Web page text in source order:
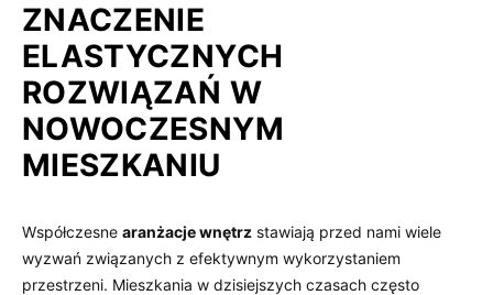
ZNACZENIE
ELASTYCZNYCH
ROZWIĄZAŃ W
NOWOCZESNYM
MIESZKANIU
Współczesne aranżacje wnętrz stawiają przed nami wiele
wyzwań związanych z efektywnym wykorzystaniem
przestrzeni. Mieszkania w dzisiejszych czasach często